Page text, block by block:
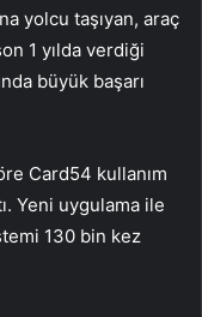
yolcu taşıyan, araç
1 yılda verdiği
büyük başarı
Card54 kullanım
Yeni uygulama ile
130 bin kez